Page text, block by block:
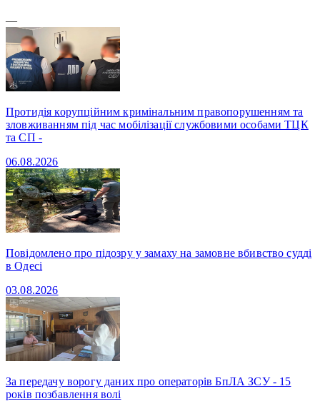
—
Протидія корупційним кримінальним правопорушенням та
зловживанням під час мобілізації службовими особами ТЦК
та СП -
06.08.2026
Повідомлено про підозру у замаху на замовне вбивство судді
в Одесі
03.08.2026
За передачу ворогу даних про операторів БпЛА ЗСУ - 15
років позбавлення волі